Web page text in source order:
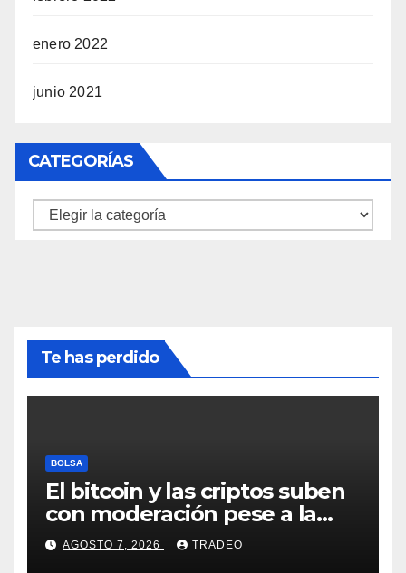
enero 2022
junio 2021
CATEGORÍAS
Categorías
Te has perdido
BOLSA
El bitcoin y las criptos suben
con moderación pese a la
incertidumbre en Oriente
Medio
AGOSTO 7, 2026 TRADEO